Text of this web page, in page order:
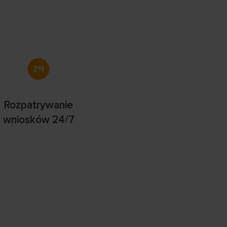
Rozpatrywanie
wniosków 24/7